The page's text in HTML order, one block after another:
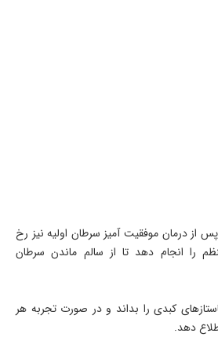
پس از درمان موفقیت آمیز سرطان اولیه نیز رخ
را انجام دهد تا از سالم ماندن سرطان
کبدی را بداند و در صورت تجربه هر
دهد.